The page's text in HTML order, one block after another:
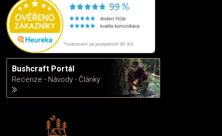
Bushcraft Portál
Recenze - Návody - Články